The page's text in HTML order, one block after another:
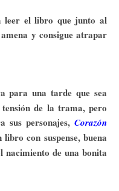
leer el libro que junto al
y consigue atrapar
para una tarde que sea
de la trama, pero
sus personajes, Corazón
con suspense, buena
nacimiento de una bonita